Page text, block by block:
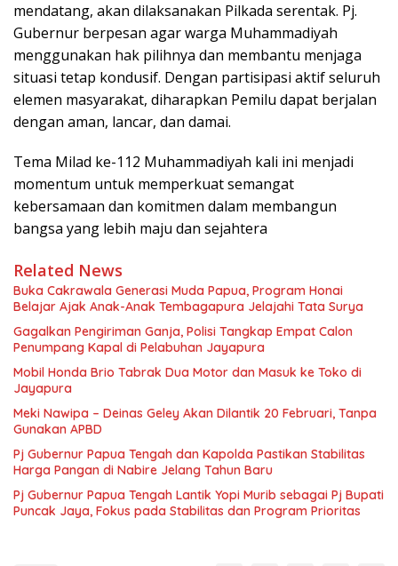
mendatang, akan dilaksanakan Pilkada serentak. Pj.
Gubernur berpesan agar warga Muhammadiyah
menggunakan hak pilihnya dan membantu menjaga
situasi tetap kondusif. Dengan partisipasi aktif seluruh
elemen masyarakat, diharapkan Pemilu dapat berjalan
dengan aman, lancar, dan damai.
Tema Milad ke-112 Muhammadiyah kali ini menjadi
momentum untuk memperkuat semangat
kebersamaan dan komitmen dalam membangun
bangsa yang lebih maju dan sejahtera
Related News
Buka Cakrawala Generasi Muda Papua, Program Honai
Belajar Ajak Anak-Anak Tembagapura Jelajahi Tata Surya
Gagalkan Pengiriman Ganja, Polisi Tangkap Empat Calon
Penumpang Kapal di Pelabuhan Jayapura
Mobil Honda Brio Tabrak Dua Motor dan Masuk ke Toko di
Jayapura
Meki Nawipa – Deinas Geley Akan Dilantik 20 Februari, Tanpa
Gunakan APBD
Pj Gubernur Papua Tengah dan Kapolda Pastikan Stabilitas
Harga Pangan di Nabire Jelang Tahun Baru
Pj Gubernur Papua Tengah Lantik Yopi Murib sebagai Pj Bupati
Puncak Jaya, Fokus pada Stabilitas dan Program Prioritas